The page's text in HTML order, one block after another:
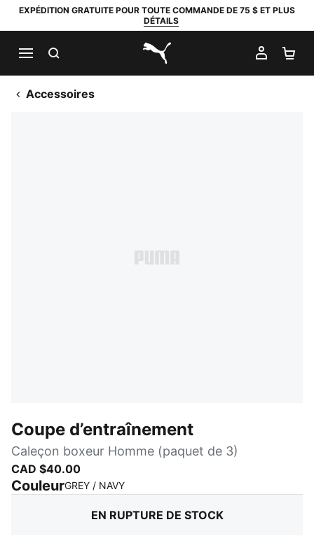
EXPÉDITION GRATUITE POUR TOUTE COMMANDE DE 75 $ ET PLUS
DÉTAILS
PUMA.com
MON
Accessoires
Coupe d’entraînement
Caleçon boxeur Homme (paquet de 3)
CAD $40.00
CouleurGREY / NAVY:
EN RUPTURE DE STOCK